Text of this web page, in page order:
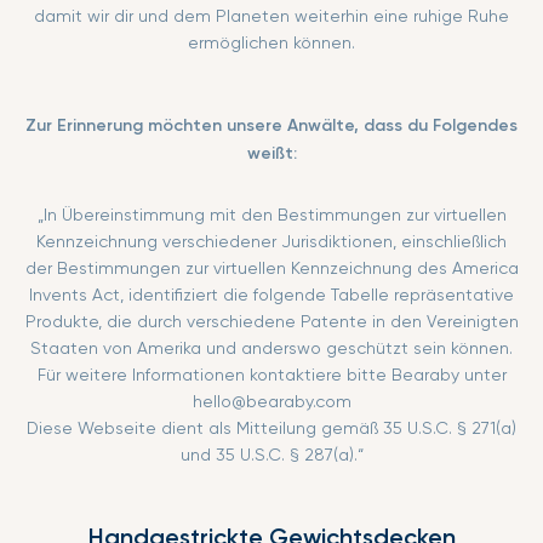
damit wir dir und dem Planeten weiterhin eine ruhige Ruhe
ermöglichen können.
Zur Erinnerung möchten unsere Anwälte, dass du Folgendes
weißt:
„In Übereinstimmung mit den Bestimmungen zur virtuellen
Kennzeichnung verschiedener Jurisdiktionen, einschließlich
der Bestimmungen zur virtuellen Kennzeichnung des America
Invents Act, identifiziert die folgende Tabelle repräsentative
Produkte, die durch verschiedene Patente in den Vereinigten
Staaten von Amerika und anderswo geschützt sein können.
Für weitere Informationen kontaktiere bitte Bearaby unter
hello@bearaby.com
Diese Webseite dient als Mitteilung gemäß 35 U.S.C. § 271(a)
und 35 U.S.C. § 287(a).“
Handgestrickte Gewichtsdecken